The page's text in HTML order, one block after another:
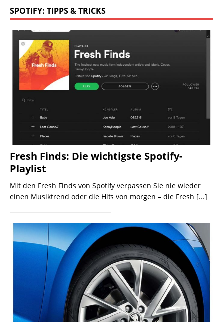
SPOTIFY: TIPPS & TRICKS
Fresh Finds: Die wichtigste Spotify-
Playlist
Mit den Fresh Finds von Spotify verpassen Sie nie wieder
einen Musiktrend oder die Hits von morgen – die Fresh [...]